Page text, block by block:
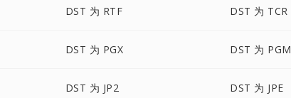
DST 为 RTF DST 为 TCR
DST 为 PGX DST 为 PGM
DST 为 JP2 DST 为 JPE